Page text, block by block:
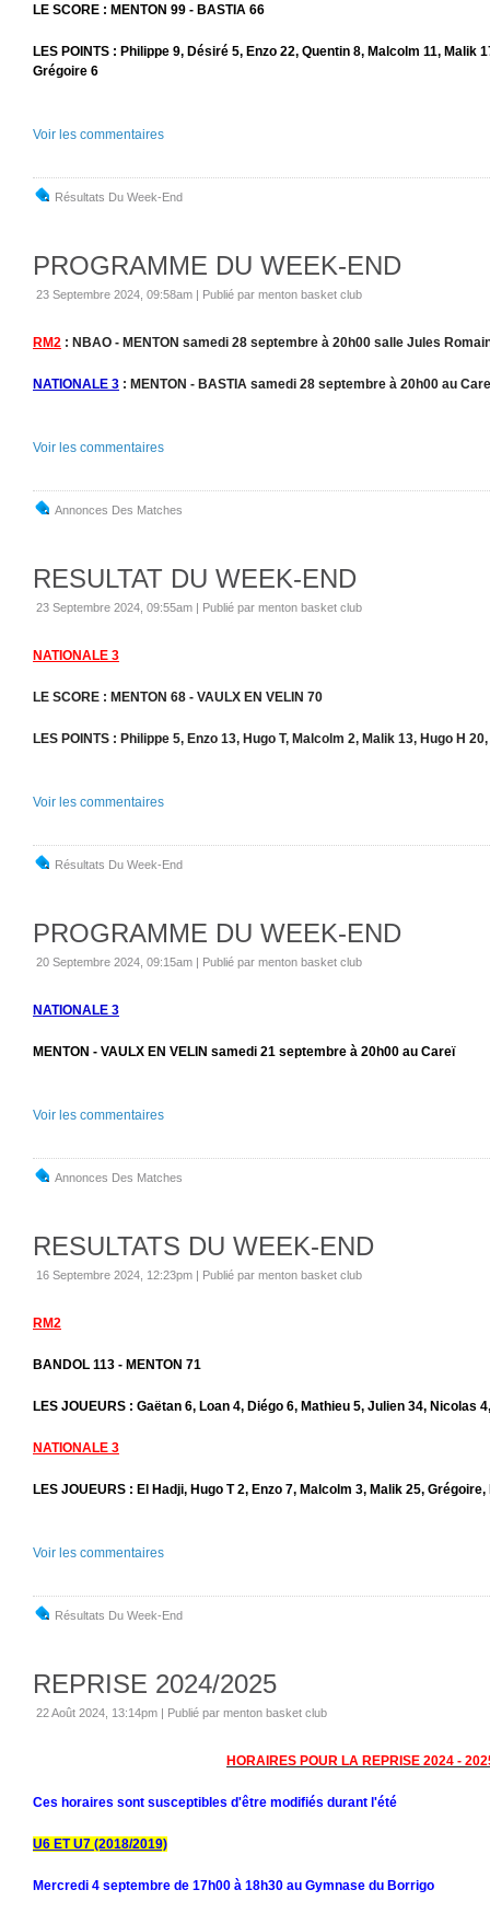
LE SCORE : MENTON 99 - BASTIA 66
LES POINTS : Philippe 9, Désiré 5, Enzo 22, Quentin 8, Malcolm 11, Malik
Grégoire 6
Voir les commentaires
Résultats Du Week-End
PROGRAMME DU WEEK-END
23 Septembre 2024, 09:58am | Publié par menton basket club
RM2 : NBAO - MENTON samedi 28 septembre à 20h00 salle Jules
NATIONALE 3 : MENTON - BASTIA samedi 28 septembre à 20h00 au
Voir les commentaires
Annonces Des Matches
RESULTAT DU WEEK-END
23 Septembre 2024, 09:55am | Publié par menton basket club
NATIONALE 3
LE SCORE : MENTON 68 - VAULX EN VELIN 70
LES POINTS : Philippe 5, Enzo 13, Hugo T, Malcolm 2, Malik 13, Hugo H
Voir les commentaires
Résultats Du Week-End
PROGRAMME DU WEEK-END
20 Septembre 2024, 09:15am | Publié par menton basket club
NATIONALE 3
MENTON - VAULX EN VELIN samedi 21 septembre à 20h00 au Careï
Voir les commentaires
Annonces Des Matches
RESULTATS DU WEEK-END
16 Septembre 2024, 12:23pm | Publié par menton basket club
RM2
BANDOL 113 - MENTON 71
LES JOUEURS : Gaëtan 6, Loan 4, Diégo 6, Mathieu 5, Julien 34, Nicolas
NATIONALE 3
LES JOUEURS : El Hadji, Hugo T 2, Enzo 7, Malcolm 3, Malik 25,
Voir les commentaires
Résultats Du Week-End
REPRISE 2024/2025
22 Août 2024, 13:14pm | Publié par menton basket club
HORAIRES POUR LA REPRISE 2024 -
Ces horaires sont susceptibles d'être modifiés durant l'été
U6 ET U7 (2018/2019)
Mercredi 4 septembre de 17h00 à 18h30 au Gymnase du Borrigo